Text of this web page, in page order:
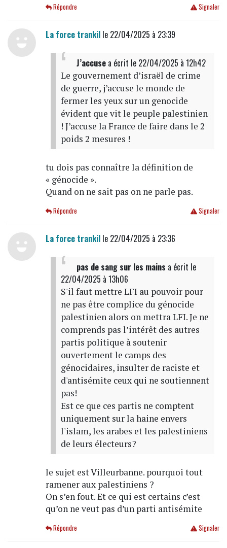
Signaler
Répondre
La force trankille 22/04/2025 à 23:39
J’accusea écrit le 22/04/2025 à 12h42
Le gouvernement d’israël de crime
de guerre, j’accuse le monde de
fermer les yeux sur un genocide
évident que vit le peuple palestinien
! J’accuse la France de faire dans le 2
poids 2 mesures !
tu dois pas connaître la définition de
« génocide ».
Quand on ne sait pas on ne parle pas.
Signaler
Répondre
La force trankille 22/04/2025 à 23:36
pas de sang sur les mains a écrit le
22/04/2025 à 13h06
S'il faut mettre LFI au pouvoir pour
ne pas être complice du génocide
palestinien alors on mettra LFI. Je ne
comprends pas l’intérêt des autres
partis politique à soutenir
ouvertement le camps des
génocidaires, insulter de raciste et
d'antisémite ceux qui ne soutiennent
pas!
Est ce que ces partis ne comptent
uniquement sur la haine envers
l'islam, les arabes et les palestiniens
de leurs électeurs?
le sujet est Villeurbanne. pourquoi tout
ramener aux palestiniens ?
On s’en fout. Et ce qui est certains c’est
qu’on ne veut pas d’un parti antisémite
Signaler
Répondre